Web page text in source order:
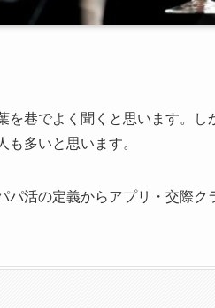
を巷でよく聞くと思います。
も多いと思います。
パ活の定義からアプリ・交際